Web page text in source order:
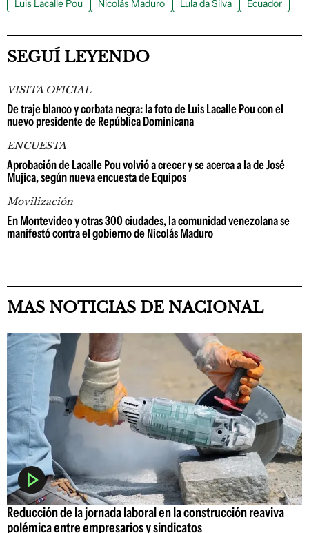
Luis Lacalle Pou Nicolás Maduro Lula da Silva Ecuador
SEGUÍ LEYENDO
VISITA OFICIAL
De traje blanco y corbata negra: la foto de Luis Lacalle Pou con el
nuevo presidente de República Dominicana
ENCUESTA
Aprobación de Lacalle Pou volvió a crecer y se acerca a la de José
Mujica, según nueva encuesta de Equipos
Movilización
En Montevideo y otras 300 ciudades, la comunidad venezolana se
manifestó contra el gobierno de Nicolás Maduro
MAS NOTICIAS DE NACIONAL
Reducción de la jornada laboral en la construcción reaviva
polémica entre empresarios y sindicatos